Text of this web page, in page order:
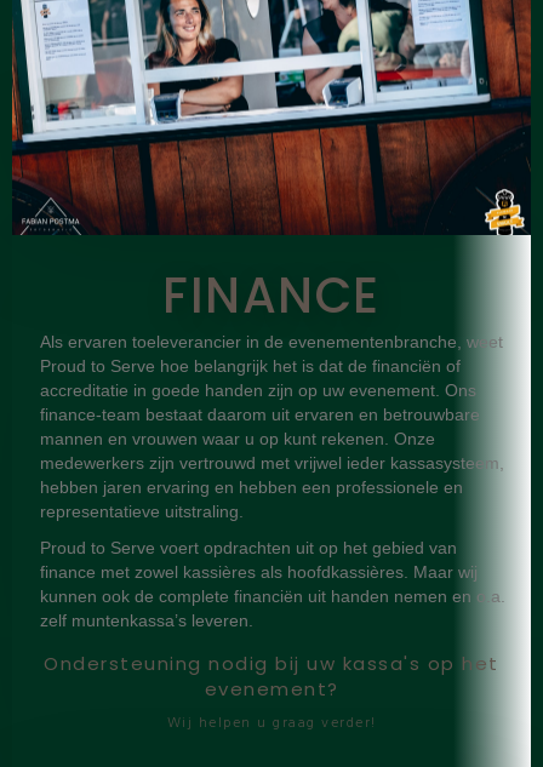
FINANCE
Als ervaren toeleverancier in de evenementenbranche, weet
Proud to Serve hoe belangrijk het is dat de financiën of
accreditatie in goede handen zijn op uw evenement. Ons
finance-team bestaat daarom uit ervaren en betrouwbare
mannen en vrouwen waar u op kunt rekenen. Onze
medewerkers zijn vertrouwd met vrijwel ieder kassasysteem,
hebben jaren ervaring en hebben een professionele en
representatieve uitstraling.
Proud to Serve voert opdrachten uit op het gebied van
finance met zowel kassières als hoofdkassières. Maar wij
kunnen ook de complete financiën uit handen nemen en o.a.
zelf muntenkassa’s leveren.
Ondersteuning nodig bij uw kassa's op het
evenement?
Wij helpen u graag verder!